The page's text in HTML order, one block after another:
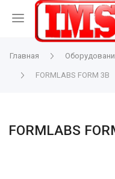
Главная
FORMLABS FORM 3B
FORMLABS